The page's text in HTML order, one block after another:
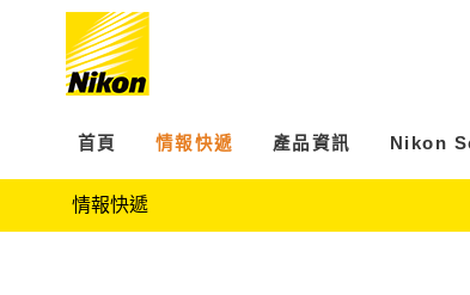
首頁 情報快遞 產品資訊 Nikon
情報快遞